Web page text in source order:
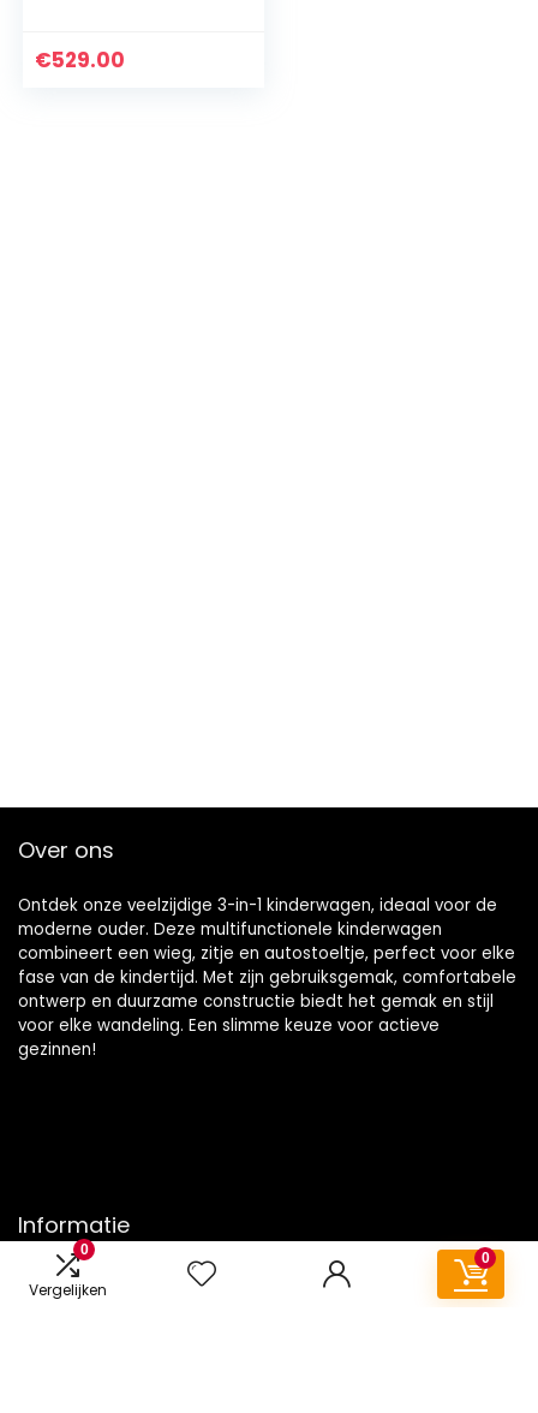
0
Vergelijken
0
buggy, inklapbaar,
€529.00
Over ons
Ontdek onze veelzijdige 3-in-1 kinderwagen, ideaal voor de
moderne ouder. Deze multifunctionele kinderwagen
combineert een wieg, zitje en autostoeltje, perfect voor elke
fase van de kindertijd. Met zijn gebruiksgemak, comfortabele
ontwerp en duurzame constructie biedt het gemak en stijl
voor elke wandeling. Een slimme keuze voor actieve
gezinnen!
Informatie
Contact